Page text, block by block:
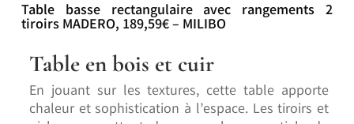
Table basse rectangulaire avec rangements 2
tiroirs MADERO, 189,59€ – MILIBO
Table en bois et cuir
En jouant sur les textures, cette table apporte
chaleur et sophistication à l’espace. Les tiroirs et